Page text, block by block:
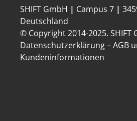
SHIFT GmbH | Campus 7 |
Deutschland
© Copyright 2014-2025. SHIFT
Datenschutzerklärung–AGB
Kundeninformationen